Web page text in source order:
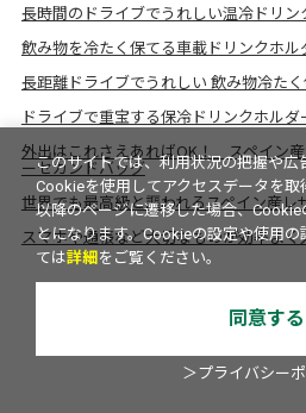
長時間のドライブでうれしい温冷ドリン
飲み物を冷たく保てる車載ドリンクホル
長距離ドライブでうれしい 飲み物冷た
ドライブで重宝する保冷ドリンクホルダ
外出はこれさえあればOK！ スペイン
ーセカンドバッグ
世界でも最高級と謳われるスペイン産
スマホや通帳など大切なものが効率よ
このサイトでは、利用状況の把握や広
Cookieを使用してアクセスデータを
以降のページに遷移した場合、
とになります。Cookieの設定や使用
ては詳細 をご覧ください。
同意する
＞プライバシー